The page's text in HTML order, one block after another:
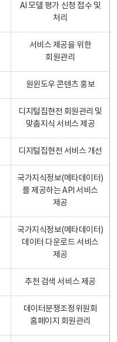
AI 모델 평가 신청 접수 및
처리
서비스 제공을 위한
회원관리
원윈도우 콘텐츠 홍보
디지털집현전 회원관리 및
맞춤지식 서비스 제공
디지털집현전 서비스 개선
국가지식정보(메타데이터)
를 제공하는 API 서비스
제공
국가지식정보(메타데이터)
데이터 다운로드 서비스
제공
추천 검색 서비스 제공
데이터분쟁조정위원회
홈페이지 회원관리